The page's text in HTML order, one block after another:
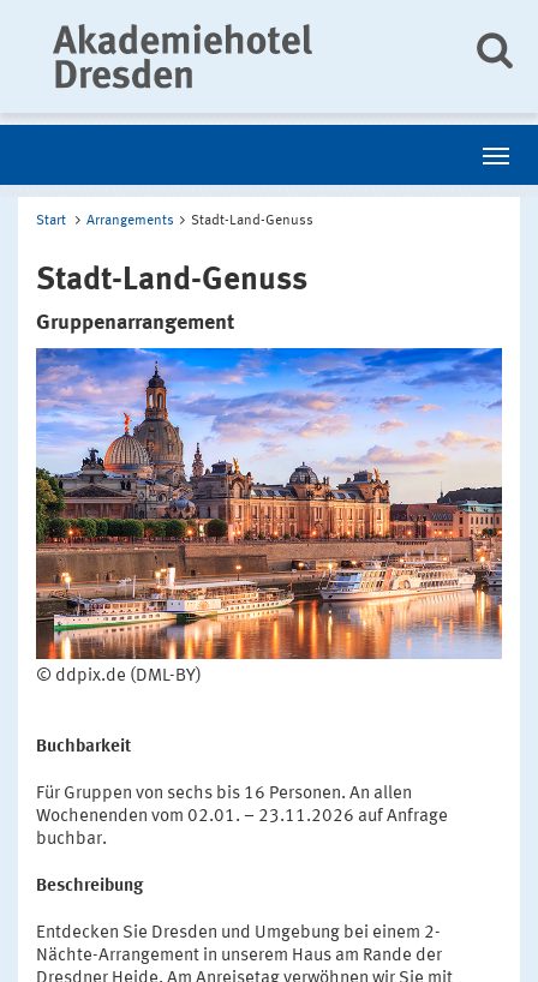
Start Arrangements Stadt-Land-Genuss
Stadt-Land-Genuss
Gruppenarrangement
© ddpix.de (DML-BY)
Buchbarkeit
Für Gruppen von sechs bis 16 Personen. An allen
Wochenenden vom 02.01. – 23.11.2026 auf Anfrage
buchbar.
Beschreibung
Entdecken Sie Dresden und Umgebung bei einem 2-
Nächte-Arrangement in unserem Haus am Rande der